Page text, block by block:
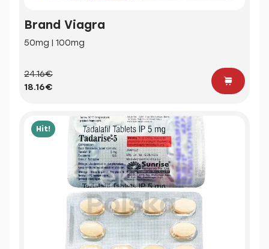
Brand Viagra
50mg | 100mg
24.16€
18.16€
Hit!